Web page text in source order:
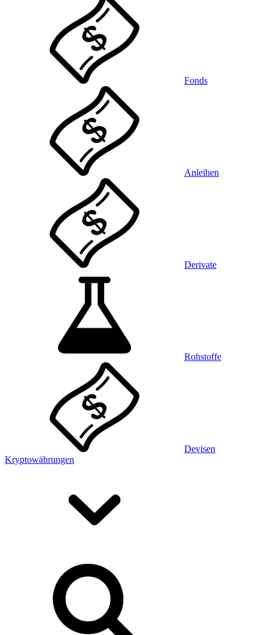
Fonds
Anleihen
Derivate
Rohstoffe
Devisen
Kryptowährungen